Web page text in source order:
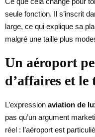
seule fonction. Il s’inscrit
large, ce qui explique sa
malgré une taille plus
Un aéroport
d’affaires et le
L’expression aviation de
pas qu’un argument
réel : l’aéroport est